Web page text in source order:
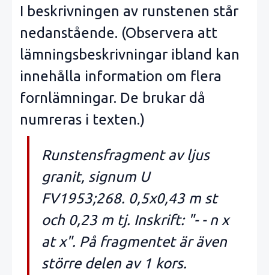
I beskrivningen av runstenen står
nedanstående. (Observera att
lämningsbeskrivningar ibland kan
innehålla information om flera
fornlämningar. De brukar då
numreras i texten.)
Runstensfragment av ljus
granit, signum U
FV1953;268. 0,5x0,43 m st
och 0,23 m tj. Inskrift: "- - n x
at x". På fragmentet är även
större delen av 1 kors.